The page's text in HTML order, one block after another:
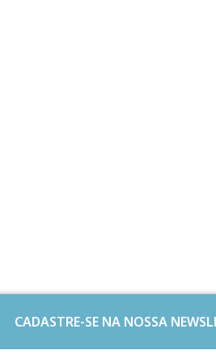
CADASTRE-SE NA NOSSA